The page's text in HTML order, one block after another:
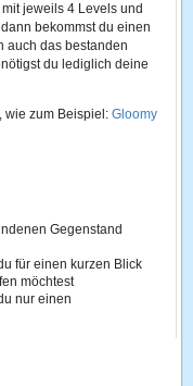
jeweils 4 Levels und
bekommst du einen
auch das bestanden
du lediglich deine
wie zum Beispiel:Gloomy
Gegenstand
für einen kurzen Blick
möchtest
nur einen